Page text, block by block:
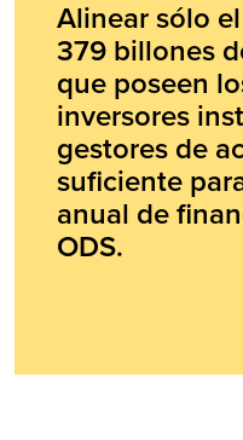
Alinear sólo el
379 billones
que poseen
inversores
gestores de
suficiente
anual de
ODS.